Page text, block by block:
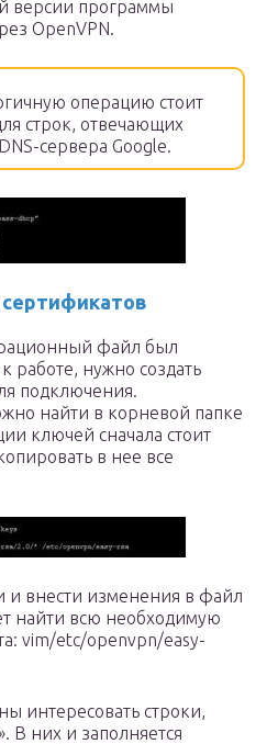
версии программы
OpenVPN.
операцию стоит
строк, отвечающих
сервера Google.
файл был
работе, нужно создать
подключения.
найти в корневой папке
ключей сначала стоит
в нее все
и внести изменения в файл
найти всю необходимую
vim/etc/openvpn/easy-
интересовать строки,
В них и заполняется